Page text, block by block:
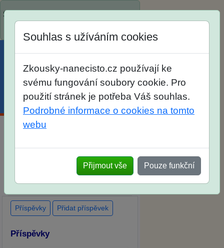
Spustili jsme přihlašování na školní
Menu Účet Košík
skutečných přijímacích
zkouškách
Souhlas s užíváním cookies
Zkousky-nanecisto.cz používají ke
svému fungování soubory cookie. Pro
použití stránek je potřeba Váš souhlas.
Podrobné informace o cookies na tomto
webu
Přijmout vše Pouze funkční
Příspěvky Přidat příspěvek
Příspěvky